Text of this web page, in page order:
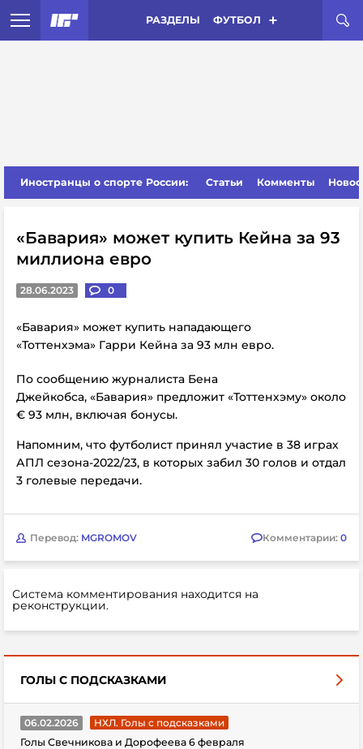
РАЗДЕЛЫ ФУТБОЛ
Иностранцы о спорте России: Статьи Комменты
«Бавария» может купить Кейна за 93
миллиона евро
28.06.2023 0
«Бавария» может купить нападающего
«Тоттенхэма» Гарри Кейна за 93 млн евро.
По сообщению журналиста Бена
Джейкобса, «Бавария» предложит «Тоттенхэму» около
€ 93 млн, включая бонусы.
Напомним, что футболист принял участие в 38 играх
АПЛ сезона-2022/23, в которых забил 30 голов и отдал
3 голевые передачи.
Перевод: MGROMOV Комментарии: 0
Система комментирования находится на
реконструкции.
ГОЛЫ С ПОДСКАЗКАМИ
06.02.2026
НХЛ. Голы с подсказками
Голы Свечникова и Дорофеева 6 февраля